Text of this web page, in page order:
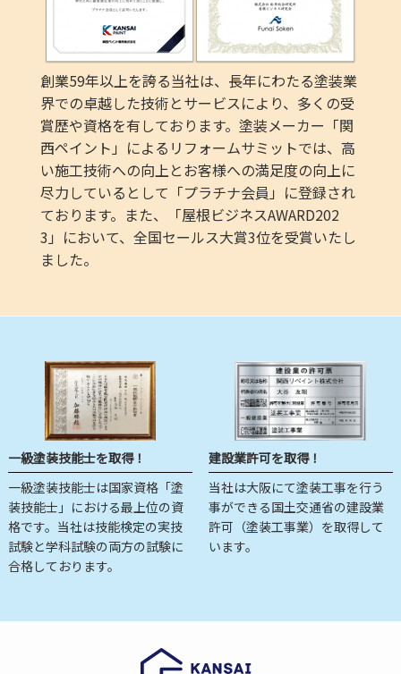
創業59年以上を誇る当社は、長年にわたる塗装業
界での卓越した技術とサービスにより、多くの受
賞歴や資格を有しております。塗装メーカー「関
西ペイント」によるリフォームサミットでは、高
い施工技術への向上とお客様への満足度の向上に
尽力しているとして「プラチナ会員」に登録され
ております。また、「屋根ビジネスAWARD202
3」において、全国セールス大賞3位を受賞いたし
ました。
一級塗装技能士を取得！
一級塗装技能士は国家資格「塗
装技能士」における最上位の資
格です。当社は技能検定の実技
試験と学科試験の両方の試験に
合格しております。
建設業許可を取得！
当社は大阪にて塗装工事を行う
事ができる国土交通省の建設業
許可（塗装工事業）を取得して
います。